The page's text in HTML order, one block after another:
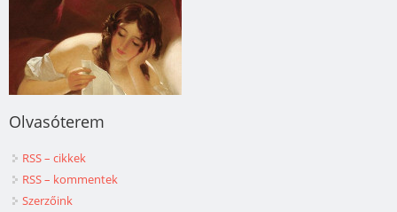
Olvasóterem
RSS – cikkek
RSS – kommentek
Szerzőink